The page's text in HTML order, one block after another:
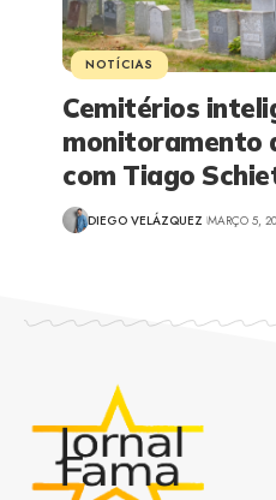
NOTÍCIAS
Cemitérios
monitoramento
com Tiago
DIEGO VELÁZQUEZ MARÇO 5,